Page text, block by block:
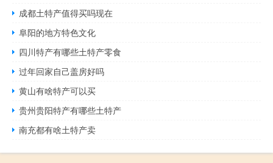
成都土特产值得买吗现在
阜阳的地方特色文化
四川特产有哪些土特产零食
过年回家自己盖房好吗
黄山有啥特产可以买
贵州贵阳特产有哪些土特产
南充都有啥土特产卖